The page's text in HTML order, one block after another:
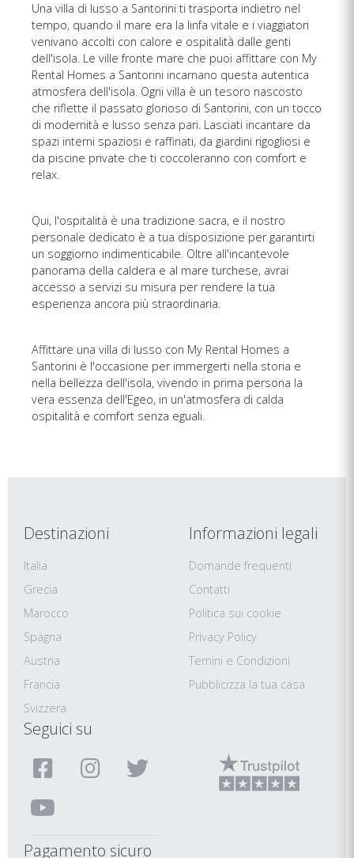
Una villa di lusso a Santorini ti trasporta indietro nel
tempo, quando il mare era la linfa vitale e i viaggiatori
venivano accolti con calore e ospitalità dalle genti
dell'isola. Le ville fronte mare che puoi affittare con My
Rental Homes a Santorini incarnano questa autentica
atmosfera dell'isola. Ogni villa è un tesoro nascosto
che riflette il passato glorioso di Santorini, con un tocco
di modernità e lusso senza pari. Lasciati incantare da
spazi interni spaziosi e raffinati, da giardini rigogliosi e
da piscine private che ti coccoleranno con comfort e
relax.
Qui, l'ospitalità è una tradizione sacra, e il nostro
personale dedicato è a tua disposizione per garantirti
un soggiorno indimenticabile. Oltre all'incantevole
panorama della caldera e al mare turchese, avrai
accesso a servizi su misura per rendere la tua
esperienza ancora più straordinaria.
Affittare una villa di lusso con My Rental Homes a
Santorini è l'occasione per immergerti nella storia e
nella bellezza dell'isola, vivendo in prima persona la
vera essenza dell'Egeo, in un'atmosfera di calda
ospitalità e comfort senza eguali.
Destinazioni
Italia
Grecia
Marocco
Spagna
Austria
Francia
Svizzera
Informazioni legali
Domande frequenti
Contatti
Politica sui cookie
Privacy Policy
Temini e Condizioni
Pubblicizza la tua casa
Seguici su
Pagamento sicuro